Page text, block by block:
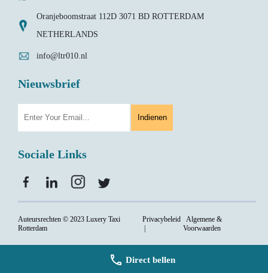
Oranjeboomstraat 112D 3071 BD ROTTERDAM
NETHERLANDS
info@ltr010.nl
Nieuwsbrief
Indienen
Sociale Links
Auteursrechten © 2023 Luxery Taxi
Rotterdam
Privacybeleid
|
Algemene &
Voorwaarden
call Direct bellen